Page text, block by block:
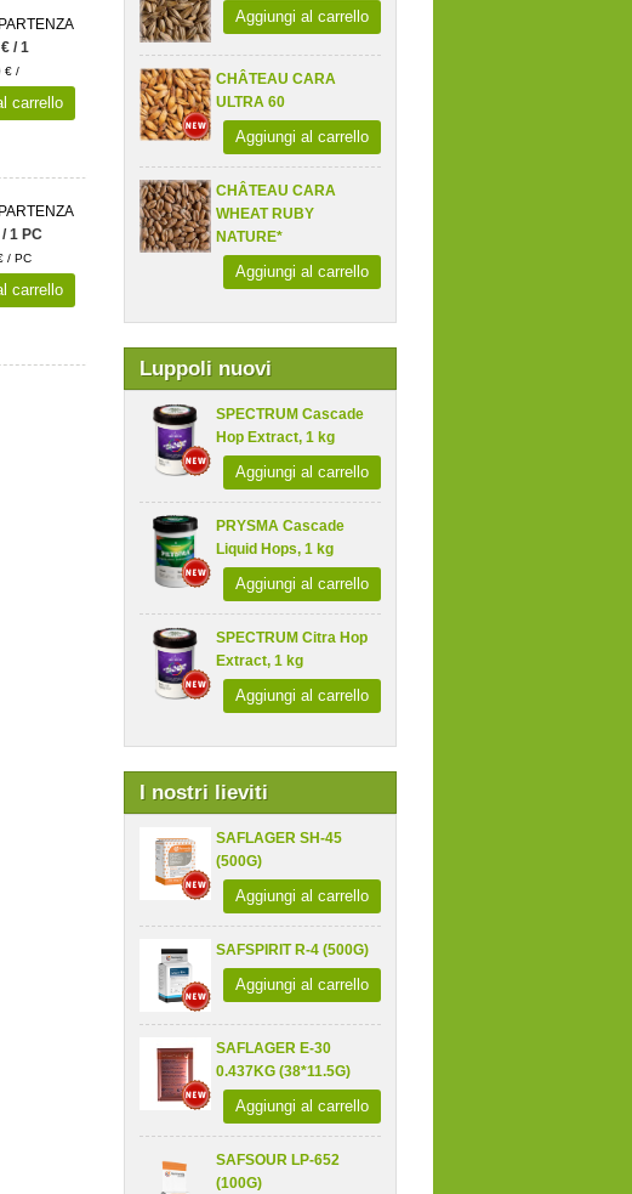
Aggiungi al carrello
CHÂTEAU CARA
ULTRA 60
Aggiungi al carrello
CHÂTEAU CARA
WHEAT RUBY
NATURE*
Aggiungi al carrello
Luppoli nuovi
SPECTRUM Cascade
Hop Extract, 1 kg
Aggiungi al carrello
PRYSMA Cascade
Liquid Hops, 1 kg
Aggiungi al carrello
SPECTRUM Citra Hop
Extract, 1 kg
Aggiungi al carrello
I nostri lieviti
SAFLAGER SH-45
(500G)
Aggiungi al carrello
SAFSPIRIT R-4 (500G)
Aggiungi al carrello
SAFLAGER E-30
0.437KG (38*11.5G)
Aggiungi al carrello
SAFSOUR LP-652
(100G)
/ 1
€ /
carrello
1 PC
/ PC
carrello